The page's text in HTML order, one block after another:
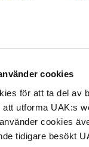
cookies
för att ta del av
utforma UAK:s
cookies
tidigare besökt
6–9